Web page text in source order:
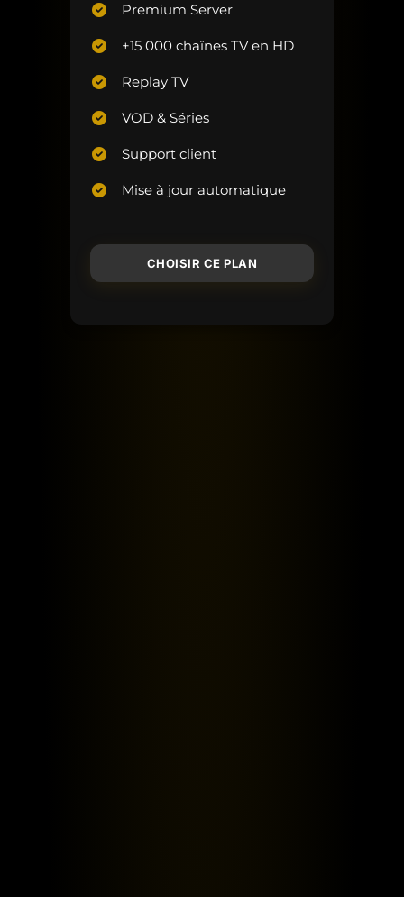
Premium Server
+15 000 chaînes TV en HD
Replay TV
VOD & Séries
Support client
Mise à jour automatique
CHOISIR CE PLAN